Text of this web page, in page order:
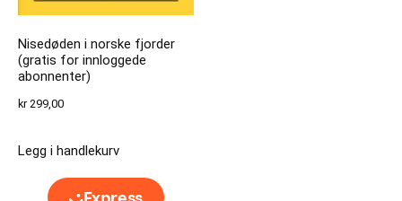
Nisedøden i norske fjorder
(gratis for innloggede
abonnenter)
kr299,00
Legg i handlekurv